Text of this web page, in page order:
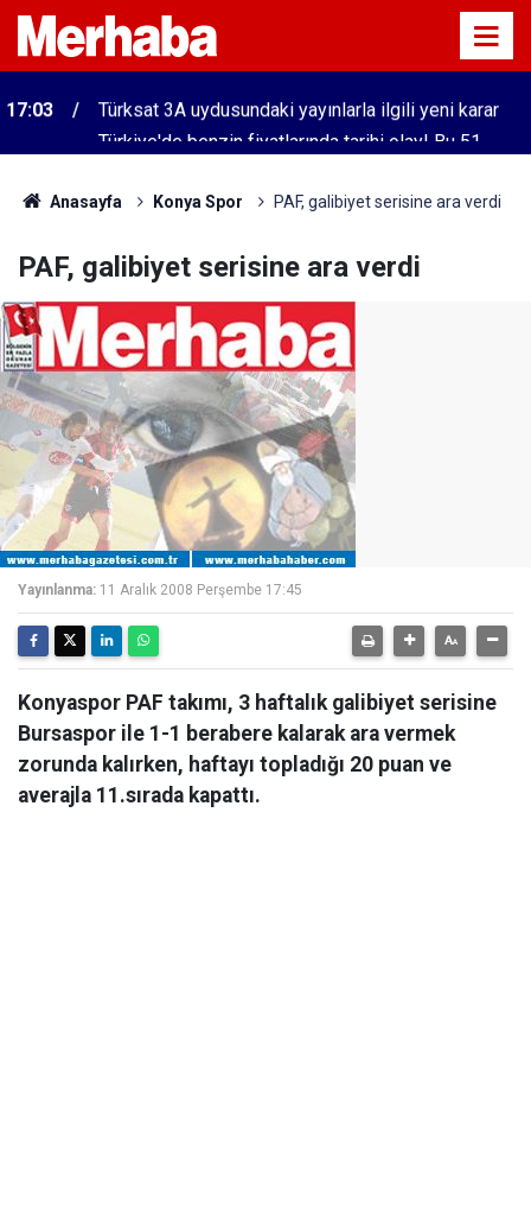
16:57
Türkiye'de benzin fiyatlarında tarihi olay! Bu 51
şehirde yeni dönem başladı
Anasayfa Konya Spor PAF, galibiyet serisine ara verdi
PAF, galibiyet serisine ara verdi
Yayınlanma: 11 Aralık 2008 Perşembe 17:45
Konyaspor PAF takımı, 3 haftalık galibiyet serisine
Bursaspor ile 1-1 berabere kalarak ara vermek
zorunda kalırken, haftayı topladığı 20 puan ve
averajla 11.sırada kapattı.